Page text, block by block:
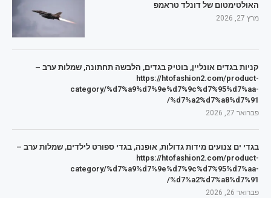
האולטימטום של דונלד טראמפ
מרץ 27, 2026
קניות בגדים אונליין, בוטיק בגדים, הלבשה תחתונה, שמלות ערב –
https://htofashion2.com/product-
category/%d7%a9%d7%9e%d7%9c%d7%95%d7%aa-
%d7%a2%d7%a8%d7%91/
פברואר 27, 2026
בגדי ים צנועים מידות גדולות, אופנה, בגדי ספורט לילדים, שמלות ערב –
https://htofashion2.com/product-
category/%d7%a9%d7%9e%d7%9c%d7%95%d7%aa-
%d7%a2%d7%a8%d7%91/
פברואר 26, 2026